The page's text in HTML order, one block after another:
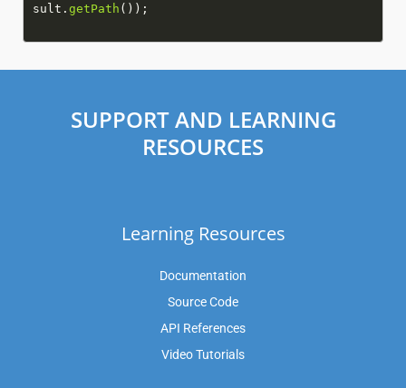
sult. getPath
SUPPORT AND LEARNING
RESOURCES
Learning Resources
Documentation
Source Code
API References
Video Tutorials